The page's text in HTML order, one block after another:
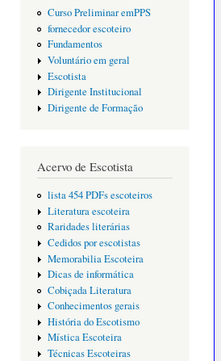
Curso Preliminar emPPS
fornecedor escoteiro
Fundamentos
Voluntário em geral
Escotista
Dirigente Institucional
Dirigente de Formação
Acervo de Escotista
lista 454 PDFs escoteiros
Literatura escoteira
Raridades literárias
Cedidos por escotistas
Memorabilia Escoteira
Dicas de informática
Cobiçada Literatura
Conhecimentos gerais
História do Escotismo
Mística Escoteira
Técnicas Escoteiras